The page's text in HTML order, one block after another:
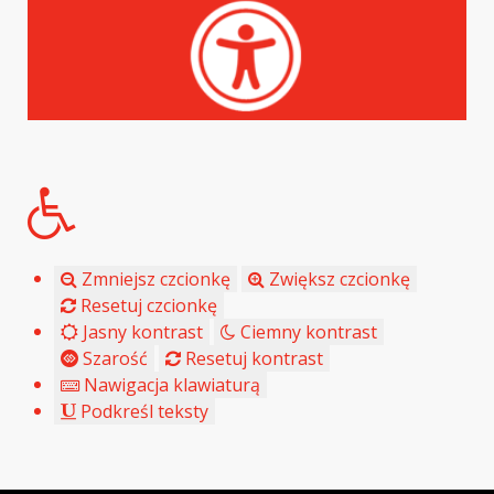
Zmniejsz czcionkę
Zwiększ czcionkę
Resetuj czcionkę
Jasny kontrast
Ciemny kontrast
Szarość
Resetuj kontrast
Nawigacja klawiaturą
Podkreśl teksty